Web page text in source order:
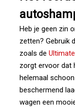
Heb je geen zin
zetten? Gebruik
zoals de
zorgt ervoor dat
helemaal
beschermend
wagen een